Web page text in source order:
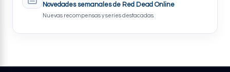
Novedades semanales de Red Dead Online
Nuevas recompensas y series destacadas.